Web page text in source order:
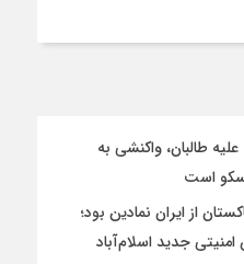
طالبان، واکنشی به
است
از ایران نمادین بود؛
جدید اسلام‌آباد